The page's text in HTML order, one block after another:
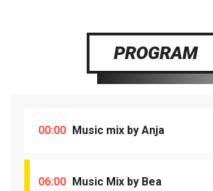
PROGRAM
00:00 Music mix by Anja
06:00 Music Mix by Bea